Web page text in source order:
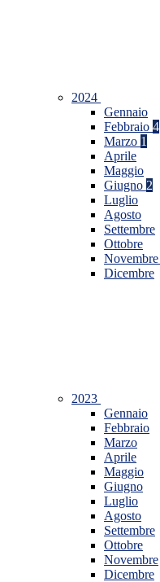
2024
Gennaio
Febbraio 4
Marzo 1
Aprile
Maggio
Giugno 2
Luglio
Agosto
Settembre
Ottobre
Novembre
Dicembre
2023
Gennaio
Febbraio
Marzo
Aprile
Maggio
Giugno
Luglio
Agosto
Settembre
Ottobre
Novembre
Dicembre